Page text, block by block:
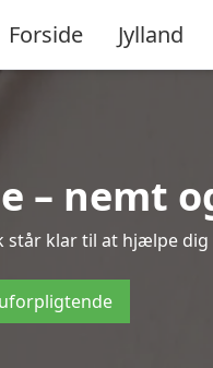
Forside Jylland
– nemt
klar til at hjælpe